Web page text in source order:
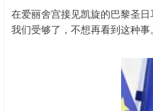
在爱丽舍宫接见凯旋的巴黎圣
我们受够了，不想再看到这种事